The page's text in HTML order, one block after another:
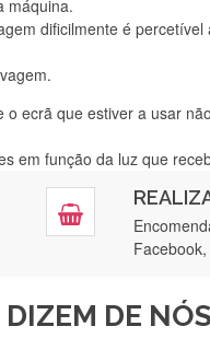
máquina.
dificilmente é percetível
o ecrã que estiver a usar não
em função da luz que
DE NÓS
Gostei ,Serviço
5*. Hoje chegará
entrega e vinha